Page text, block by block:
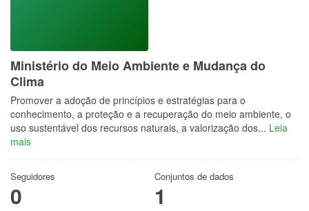
Ministério do Meio Ambiente e Mudança do
Clima
Promover a adoção de princípios e estratégias para o
conhecimento, a proteção e a recuperação do meio ambiente, o
uso sustentável dos recursos naturais, a valorização dos... Leia
mais
Seguidores
0
Conjuntos de dados
1